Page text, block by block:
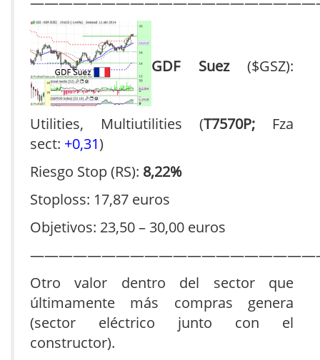
GDF Suez($GSZ):
Utilities, Multiutilities (T7570P; Fza
sect: +0,31)
Riesgo Stop (RS): 8,22%
Stoploss: 17,87 euros
Objetivos: 23,50 – 30,00 euros
Otro valor dentro del sector que
últimamente más compras genera
(sector eléctrico junto con el
constructor).